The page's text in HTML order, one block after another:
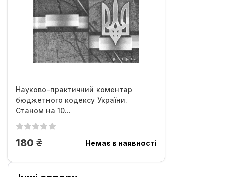
Науково-практичний коментар
бюджетного кодексу України.
Станом на 10...
180 грн. Немає в наявності